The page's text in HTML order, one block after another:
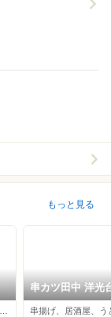
もっと見る
串カツ田中 洋光
串揚げ、居酒屋、う